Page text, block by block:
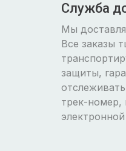
Служба
Мы
Все заказы
защиты,
трек-номер,